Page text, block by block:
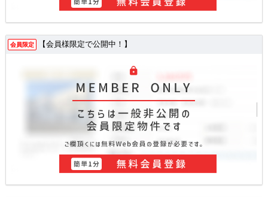
会員限定 【会員様限定で公開中！】